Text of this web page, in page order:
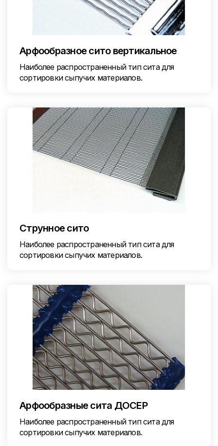
Арфообразное сито вертикальное
Наиболее распространенный тип сита для
сортировки сыпучих материалов.
Струнное сито
Наиболее распространенный тип сита для
сортировки сыпучих материалов.
Арфообразные сита ДОСЕР
Наиболее распространенный тип сита для
сортировки сыпучих материалов.